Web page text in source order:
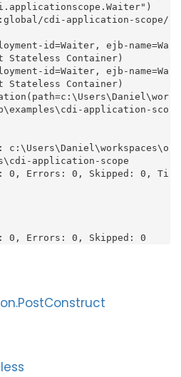
cdi-application-scope/
id=Waiter, ejb-name=Wa
Container)
id=Waiter, ejb-name=Wa
Container)
application-sco
c:\Users\Daniel\workspaces\o
application-scope
0, Errors: 0, Skipped: 0, Ti
0, Errors: 0, Skipped: 0